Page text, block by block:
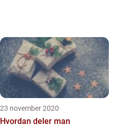
23 november 2020
Hvordan deler man